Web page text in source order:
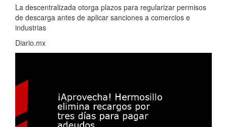
La descentralizada otorga plazos para regularizar permisos
de descarga antes de aplicar sanciones a comercios e
industrias
Diario.mx